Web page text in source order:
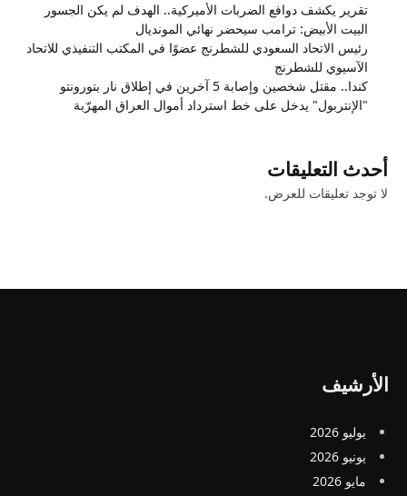
تقرير يكشف دوافع الضربات الأميركية.. الهدف لم يكن الجسور
البيت الأبيض: ترامب سيحضر نهائي المونديال
رئيس الاتحاد السعودي للشطرنج عضوًا في المكتب التنفيذي للاتحاد
الآسيوي للشطرنج
كندا.. مقتل شخصين وإصابة 5 آخرين في إطلاق نار بتورونتو
"الإنتربول" يدخل على خط استرداد أموال العراق المهرّبة
أحدث التعليقات
لا توجد تعليقات للعرض.
الأرشيف
يوليو 2026
يونيو 2026
مايو 2026